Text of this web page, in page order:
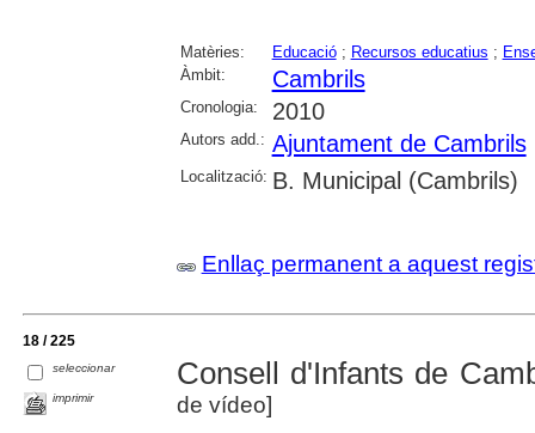
Matèries: Educació; Recursos educatius ;
Àmbit:
Cambrils
Cronologia: 2010
Autors add.: Ajuntament de Cambrils
Localització: B. Municipal (Cambrils)
Enllaç permanent a aquest
18 / 225
seleccionar
imprimir
Consell d'Infants de
de vídeo]